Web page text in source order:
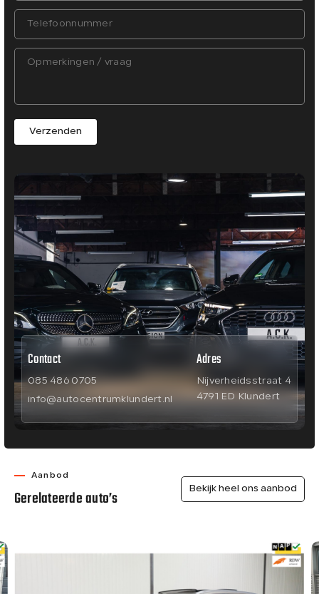
Verzenden
Contact
085 486 0705
info@autocentrumklundert.nl
Adres
Nijverheidsstraat 4
4791 ED Klundert
Aanbod
Gerelateerde auto’s Bekijk heel ons aanbod